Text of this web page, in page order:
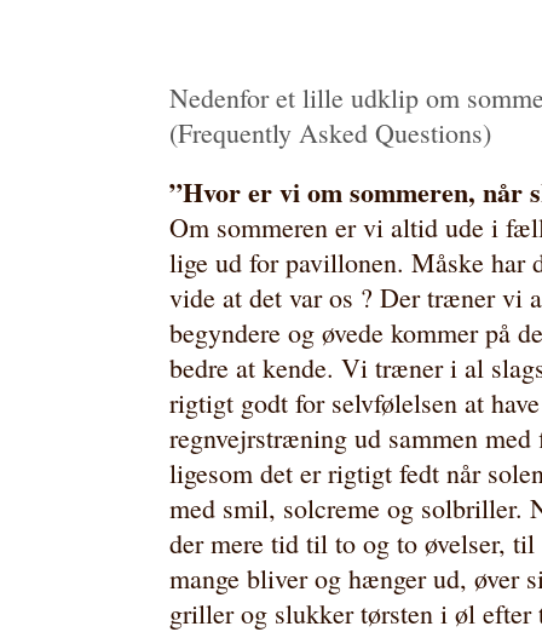
Nedenfor et lille udklip om
(Frequently Asked Questions)
”Hvor er vi om sommeren, når
Om sommeren er vi altid ude i
lige ud for pavillonen. Måske har
vide at det var os ? Der træner vi
begyndere og øvede kommer på
bedre at kende. Vi træner i al
rigtigt godt for selvfølelsen at
regnvejrstræning ud sammen med
ligesom det er rigtigt fedt når
med smil, solcreme og solbriller.
der mere tid til to og to øvelser,
mange bliver og hænger ud, øver
griller og slukker tørsten i øl efter